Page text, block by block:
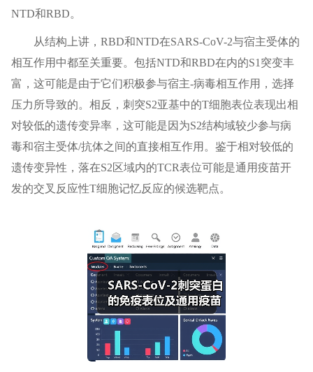
NTD和RBD。
从结构上讲，RBD和NTD在SARS-CoV-2与宿主受体的
相互作用中都至关重要。包括NTD和RBD在内的S1突变丰
富，这可能是由于它们积极参与宿主-病毒相互作用，选择
压力所导致的。相反，刺突S2亚基中的T细胞表位表现出相
对较低的遗传变异率，这可能是因为S2结构域较少参与病
毒和宿主受体/抗体之间的直接相互作用。鉴于相对较低的
遗传变异性，落在S2区域内的TCR表位可能是通用疫苗开
发的交叉反应性T细胞记忆反应的候选靶点。